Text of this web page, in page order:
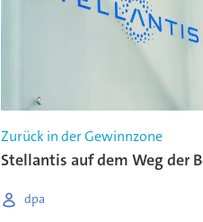
Zurück in der Gewinnzone
Stellantis auf dem Weg der
dpa